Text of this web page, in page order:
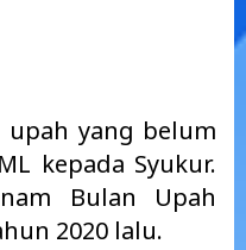
upah yang belum
kepada Syukur.
Bulan Upah
2020 lalu.